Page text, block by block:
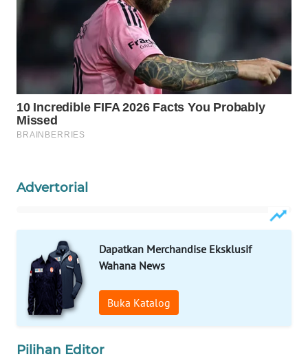
Advertorial
Dapatkan Merchandise Eksklusif
Wahana News
Buka Katalog
Pilihan Editor
TANI
WAHANA
ADVOKAT
WAHANA
LISTRIK
WAHANA
TRAVEL